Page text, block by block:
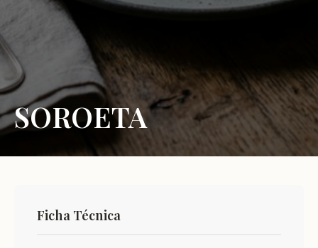
SOROETA
Ficha Técnica